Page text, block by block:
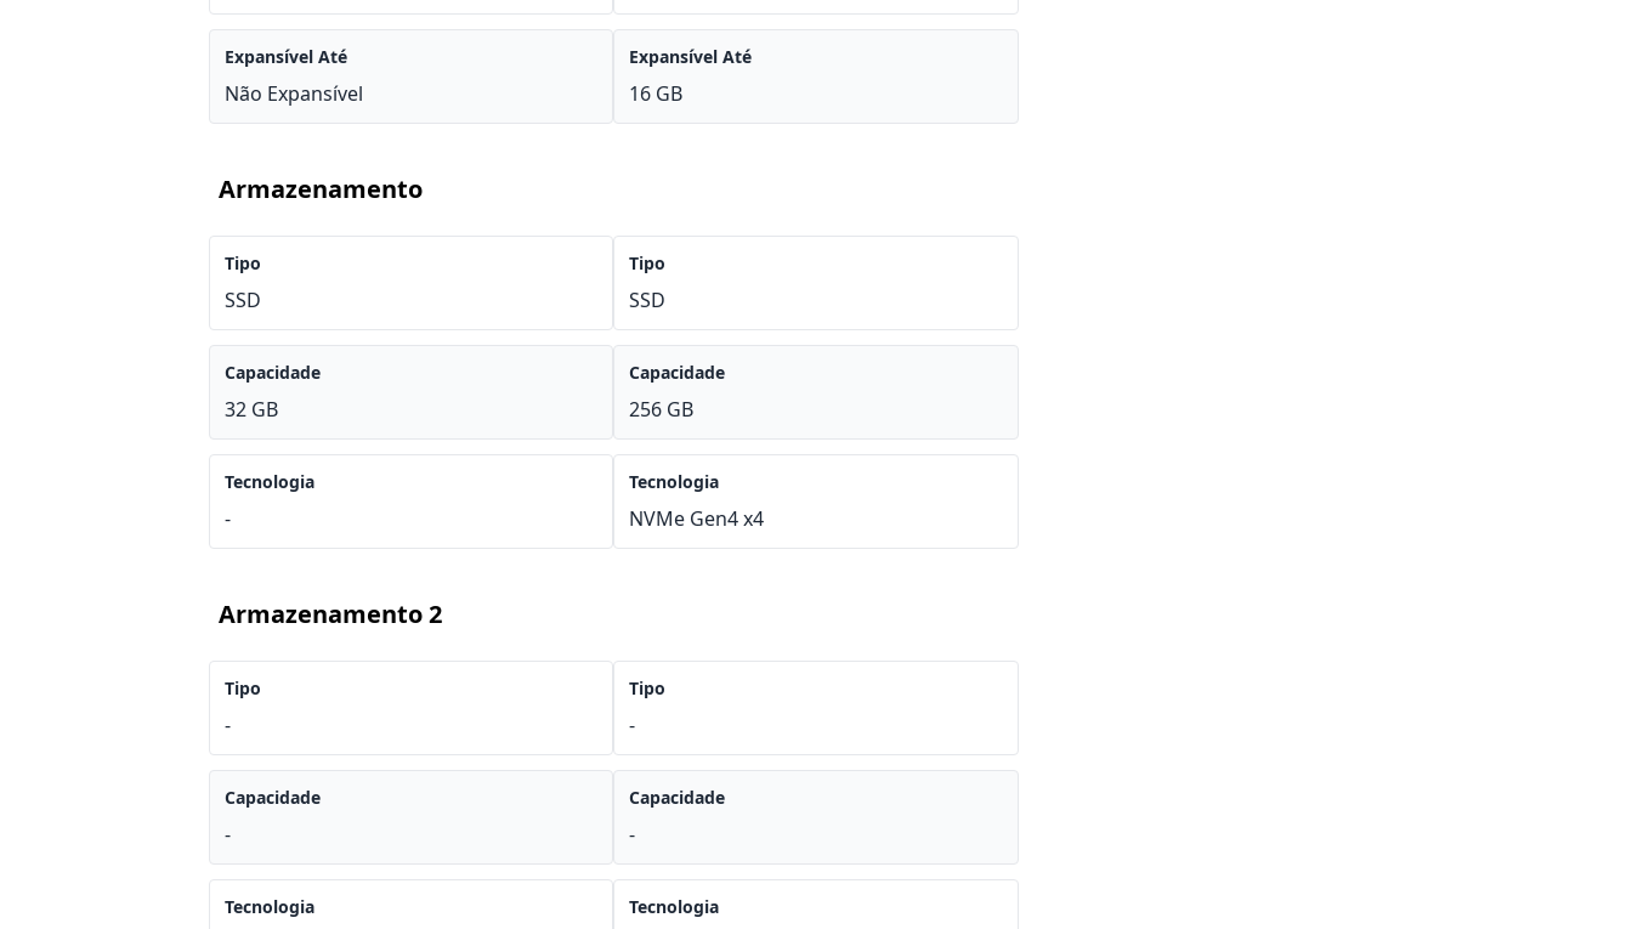
Expansível Até
Não Expansível
Expansível Até
16 GB
Armazenamento
Tipo
SSD
Capacidade
32 GB
Tecnologia
-
Tipo
SSD
Capacidade
256 GB
Tecnologia
NVMe Gen4 x4
Armazenamento 2
Tipo
-
Capacidade
-
Tecnologia
Tipo
-
Capacidade
-
Tecnologia